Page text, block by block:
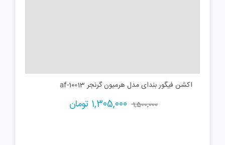
اکشن فیگور بندای مدل هرمیون گرنجر af-10013
1,500,000
Original
1,305,000 تومان